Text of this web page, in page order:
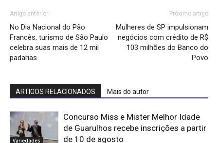
Artigo anterior
No Dia Nacional do Pão
Francês, turismo de São Paulo
celebra suas mais de 12 mil
padarias
Próximo artigo
Mulheres de SP impulsionam
negócios com crédito de R$
103 milhões do Banco do
Povo
ARTIGOS RELACIONADOS Mais do autor
Variedades
Concurso Miss e Mister Melhor Idade
de Guarulhos recebe inscrições a partir
de 10 de agosto